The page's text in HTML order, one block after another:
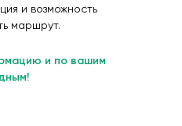
и возможность
маршрут.
и по вашим